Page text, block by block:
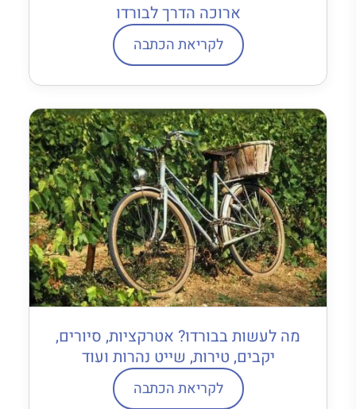
ארוכה הדרך לבורדו
לקריאת הכתבה
מה לעשות בבורדו? אטרקציות, סיורים,
יקבים, טירות, שייט נהרות ועוד
לקריאת הכתבה